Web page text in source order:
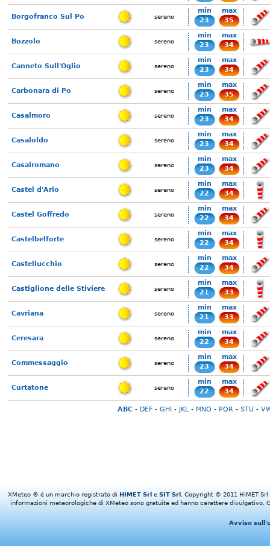
Borgofranco Sul Po sereno
min
23
max
35
Bozzolo sereno
min
23
max
34
Canneto Sull'Oglio sereno
min
23
max
34
Carbonara di Po sereno
min
23
max
35
Casalmoro sereno
min
23
max
34
Casaloldo sereno
min
23
max
34
Casalromano sereno
min
23
max
34
Castel d'Ario sereno
min
22
max
34
Castel Goffredo sereno
min
22
max
34
Castelbelforte sereno
min
22
max
34
Castellucchio sereno
min
22
max
34
Castiglione delle Stiviere sereno
min
21
max
33
Cavriana sereno
min
21
max
33
Ceresara sereno
min
22
max
34
Commessaggio sereno
min
23
max
34
Curtatone sereno
min
22
max
34
ABC- DEF- GHI- JKL- MNO - PQR - STU -
XMeteo ® è un marchio registrato di HIMET Srl e SIT Srl
. Copyright © 2011 HIMET
informazioni meteorologiche di XMeteo sono gratuite ed hanno carattere divulgativo.
Avviso